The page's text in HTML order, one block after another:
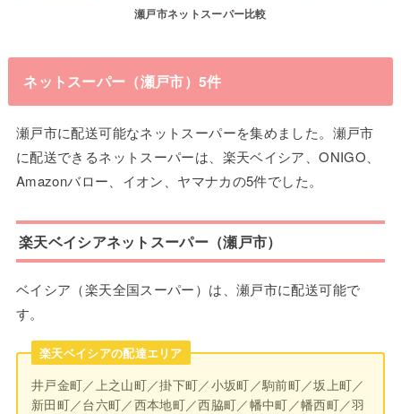
瀬戸市ネットスーパー比較
ネットスーパー（瀬戸市）5件
瀬戸市に配送可能なネットスーパーを集めました。瀬戸市
に配送できるネットスーパーは、楽天ベイシア、ONIGO、
Amazonバロー、イオン、ヤマナカの5件でした。
楽天ベイシアネットスーパー（瀬戸市）
ベイシア（楽天全国スーパー）は、瀬戸市に配送可能で
す。
楽天ベイシアの配達エリア
井戸金町／上之山町／掛下町／小坂町／駒前町／坂上町／
新田町／台六町／西本地町／西脇町／幡中町／幡西町／羽